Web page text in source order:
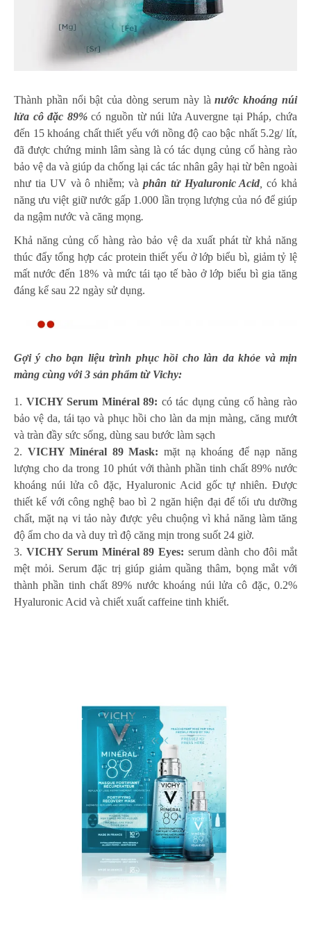
Thành phần nổi bật của dòng serum này lànước khoáng núi
lửa cô đặc 89%có nguồn từ núi lửa Auvergne tại Pháp, chứa
đến 15 khoáng chất thiết yếu với nồng độ cao bậc nhất 5.2g/ lít,
đã được chứng minh lâm sàng là có tác dụng củng cố hàng rào
bảo vệ da và giúp da chống lại các tác nhân gây hại từ bên ngoài
như tia UV và ô nhiễm; và phân tử Hyaluronic Acid ,có khả
năng ưu việt giữ nước gấp 1.000 lần trọng lượng của nó để giúp
da ngậm nước và căng mọng.
Khả năng củng cố hàng rào bảo vệ da xuất phát từ khả năng
thúc đẩy tổng hợp các protein thiết yếu ở lớp biểu bì, giảm tỷ lệ
mất nước đến 18% và mức tái tạo tế bào ở lớp biểu bì gia tăng
đáng kể sau 22 ngày sử dụng.
Gợi ý cho bạn liệu trình phục hồi cho làn da khỏe và mịn
màng cùng với 3 sản phẩm từ Vichy:
VICHY Serum Minéral 89: có tác dụng củng cố hàng rào
bảo vệ da, tái tạo và phục hồi cho làn da mịn màng, căng mướt
và tràn đầy sức sống, dùng sau bước làm sạch
VICHY Minéral 89 Mask:mặt nạ khoáng để nạp năng
lượng cho da trong 10 phút với thành phần tinh chất 89% nước
khoáng núi lửa cô đặc, Hyaluronic Acid gốc tự nhiên. Được
thiết kế với công nghệ bao bì 2 ngăn hiện đại để tối ưu dưỡng
chất, mặt nạ vi tảo này được yêu chuộng vì khả năng làm tăng
độ ẩm cho da và duy trì độ căng mịn trong suốt 24 giờ.
VICHY Serum Minéral 89 Eyes: serum dành cho đôi mắt
mệt mỏi. Serum đặc trị giúp giảm quầng thâm, bọng mắt với
thành phần tinh chất 89% nước khoáng núi lửa cô đặc, 0.2%
Hyaluronic Acid và chiết xuất caffeine tinh khiết.